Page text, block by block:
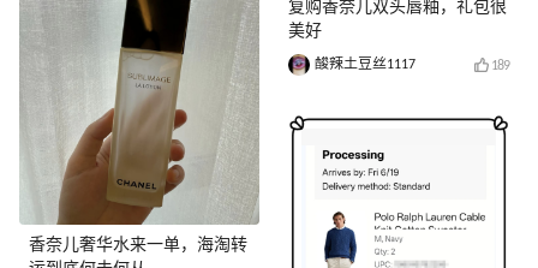
香奈儿奢华水来一单，海淘转
复购香奈儿双头唇釉，礼包很
美好
酸辣土豆丝1117 189